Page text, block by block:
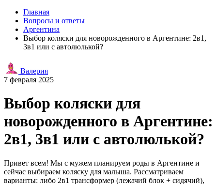
Главная
Вопросы и ответы
Аргентина
Выбор коляски для новорожденного в Аргентине: 2в1,
3в1 или с автолюлькой?
Валерия
7 февраля 2025
Выбор коляски для
новорожденного в Аргентине:
2в1, 3в1 или с автолюлькой?
Привет всем! Мы с мужем планируем роды в Аргентине и
сейчас выбираем коляску для малыша. Рассматриваем
варианты: либо 2в1 трансформер (лежачий блок + сидячий),